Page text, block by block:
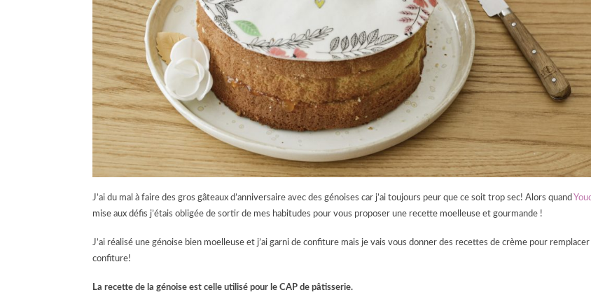
J’ai du mal à faire des gros gâteaux d’anniversaire avec des génoises car j’ai toujours peur que ce soit trop sec! Alors quand
mise aux défis j’étais obligée de sortir de mes habitudes pour vous proposer une recette moelleuse et gourmande !
J’ai réalisé une génoise bien moelleuse et j’ai garni de confiture mais je vais vous donner des recettes de crème pour remplacer
confiture!
La recette de la génoise est celle utilisé pour le CAP de pâtisserie.